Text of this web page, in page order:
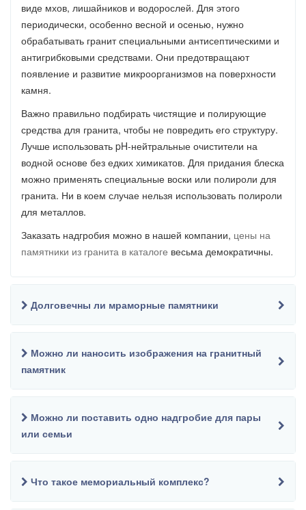
виде мхов, лишайников и водорослей. Для этого
периодически, особенно весной и осенью, нужно
обрабатывать гранит специальными антисептическими и
антигрибковыми средствами. Они предотвращают
появление и развитие микроорганизмов на поверхности
камня.
Важно правильно подбирать чистящие и полирующие
средства для гранита, чтобы не повредить его структуру.
Лучше использовать pH-нейтральные очистители на
водной основе без едких химикатов. Для придания блеска
можно применять специальные воски или полироли для
гранита. Ни в коем случае нельзя использовать полироли
для металлов.
Заказать надгробия можно в нашей компании, цены на
памятники из гранита в каталоге весьма демократичны.
Долговечны ли мраморные памятники
Можно ли наносить изображения на гранитный
памятник
Можно ли поставить одно надгробие для пары
или семьи
Что такое мемориальный комплекс?